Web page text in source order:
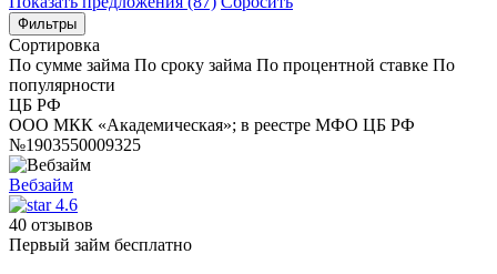
Фильтры
Сортировка
По сумме займа По сроку займа По процентной ставке По
популярности
ЦБ РФ
ООО МКК «Академическая»; в реестре МФО ЦБ РФ
№1903550009325
Вебзайм
4.6
40 отзывов
Первый займ бесплатно